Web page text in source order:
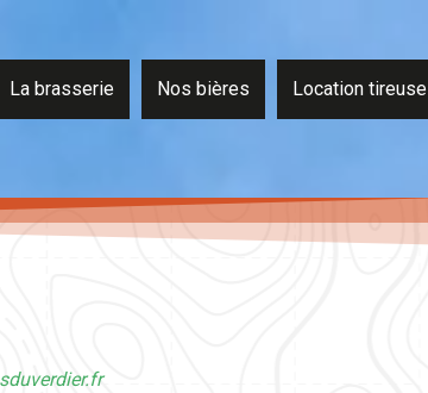
La brasserie Nos bières Location tireuse